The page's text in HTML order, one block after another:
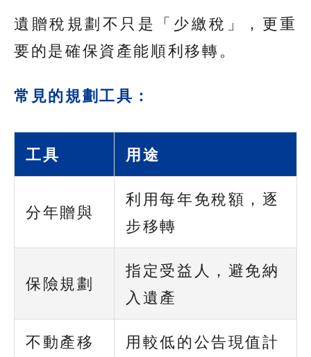
遺贈稅規劃不只是「少繳稅」，更重
要的是確保資產能順利移轉。
常見的規劃工具：
工具 用途
分年贈與
利用每年免稅額，逐
步移轉
保險規劃
指定受益人，避免納
入遺產
不動產移
用較低的公告現值計